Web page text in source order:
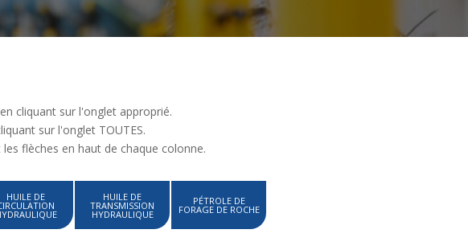
cliquant sur l'onglet approprié.
sur l'onglet TOUTES.
flèches en haut de chaque colonne.
HUILE DE HUILE DE
TRANSMISSION
HYDRAULIQUE
PÉTROLE DE
FORAGE DE ROCHE